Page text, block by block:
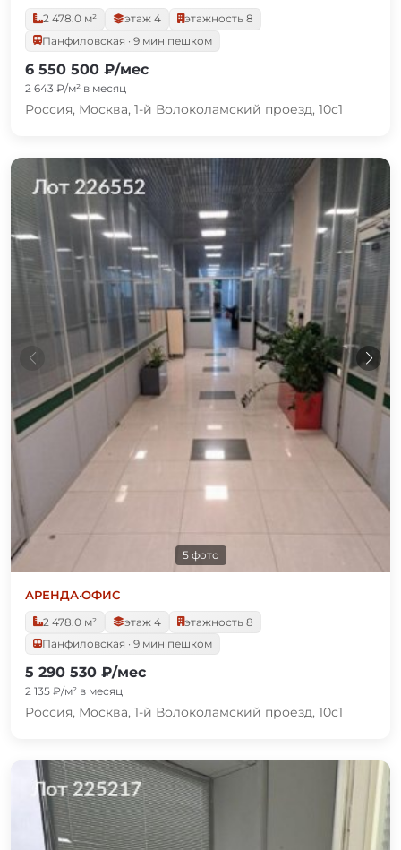
2 478.0 м²
этаж 4
этажность 8
Панфиловская · 9 мин пешком
6 550 500 ₽/мес
2 643 ₽/м² в месяц
Россия, Москва, 1-й Волоколамский проезд, 10с1
5 фото
АРЕНДА·ОФИС
2 478.0 м²
этаж 4
этажность 8
Панфиловская · 9 мин пешком
5 290 530 ₽/мес
2 135 ₽/м² в месяц
Россия, Москва, 1-й Волоколамский проезд, 10с1